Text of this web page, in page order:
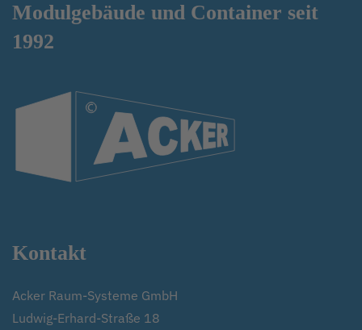
Modulgebäude und Container seit
1992
Kontakt
Acker Raum-Systeme GmbH
Ludwig-Erhard-Straße 18